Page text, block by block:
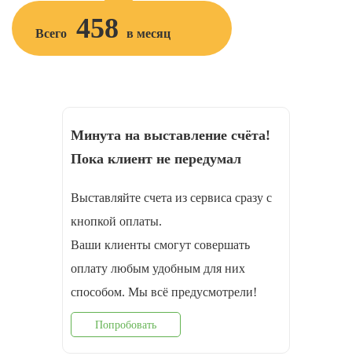
Всего 458 в месяц
Минута на выставление счёта!
Пока клиент не передумал
Выставляйте счета из сервиса сразу с
кнопкой оплаты.
Ваши клиенты смогут совершать
оплату любым удобным для них
способом. Мы всё предусмотрели!
Попробовать